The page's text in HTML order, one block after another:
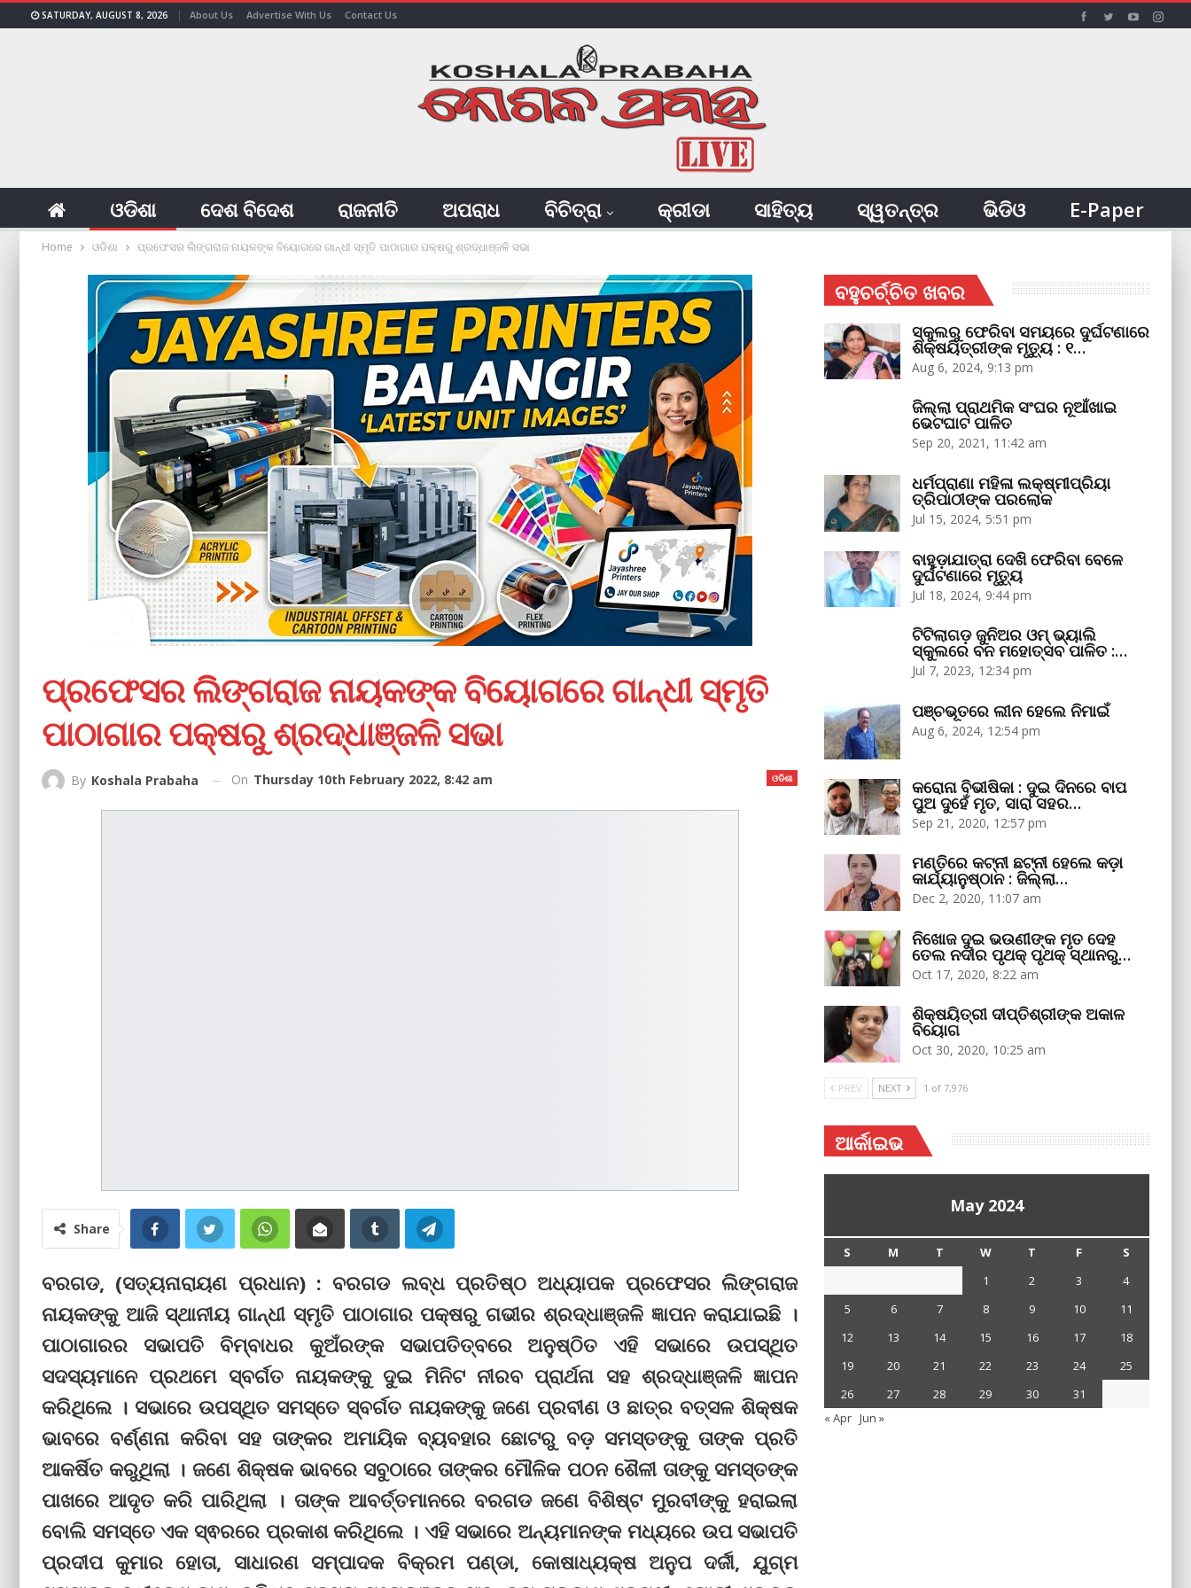
SATURDAY, AUGUST 8, 2026 About Us Advertise With Us Contact Us
ଓଡିଶା ଦେଶ ବିଦେଶ ରାଜନୀତି ଅପରାଧ ବିଚିତ୍ରା କ୍ରୀଡା ସାହିତ୍ୟ ସ୍ୱତନ୍ତ୍ର ଭିଡିଓ E-Paper
Home ଓଡିଶା ପ୍ରଫେସର ଲିଙ୍ଗରାଜ ନାୟକଙ୍କ ବିୟୋଗରେ ଗାନ୍ଧୀ ସ୍ମୃତି ପାଠାଗାର ପକ୍ଷରୁ ଶ୍ରଦ୍ଧାଞ୍ଜଳି ସଭା
ପ୍ରଫେସର ଲିଙ୍ଗରାଜ ନାୟକଙ୍କ ବିୟୋଗରେ ଗାନ୍ଧୀ ସ୍ମୃତି
ପାଠାଗାର ପକ୍ଷରୁ ଶ୍ରଦ୍ଧାଞ୍ଜଳି ସଭା
ଓଡିଶା
By Koshala Prabaha On Thursday 10th February 2022, 8:42 am
Share
ବରଗଡ, (ସତ୍ୟନାରାୟଣ ପ୍ରଧାନ) : ବରଗଡ ଲବ୍ଧ ପ୍ରତିଷ୍ଠ ଅଧ୍ୟାପକ ପ୍ରଫେସର ଲିଙ୍ଗରାଜ
ନାୟକଙ୍କୁ ଆଜି ସ୍ଥାନୀୟ ଗାନ୍ଧୀ ସ୍ମୃତି ପାଠାଗାର ପକ୍ଷରୁ ଗଭୀର ଶ୍ରଦ୍ଧାଞ୍ଜଳି ଜ୍ଞାପନ କରାଯାଇଛି ।
ପାଠାଗାରର ସଭାପତି ବିମ୍ବାଧର କୁଅଁରଙ୍କ ସଭାପତିତ୍ବରେ ଅନୁଷ୍ଠିତ ଏହି ସଭାରେ ଉପସ୍ଥିତ
ସଦସ୍ୟମାନେ ପ୍ରଥମେ ସ୍ବର୍ଗତ ନାୟକଙ୍କୁ ଦୁଇ ମିନିଟ ନୀରବ ପ୍ରାର୍ଥନା ସହ ଶ୍ରଦ୍ଧାଞ୍ଜଳି ଜ୍ଞାପନ
କରିଥିଲେ । ସଭାରେ ଉପସ୍ଥିତ ସମସ୍ତେ ସ୍ବର୍ଗତ ନାୟକଙ୍କୁ ଜଣେ ପ୍ରବୀଣ ଓ ଛାତ୍ର ବତ୍ସଳ ଶିକ୍ଷକ
ଭାବରେ ବର୍ଣ୍ଣନା କରିବା ସହ ତାଙ୍କର ଅମାୟିକ ବ୍ୟବହାର ଛୋଟରୁ ବଡ଼ ସମସ୍ତଙ୍କୁ ତାଙ୍କ ପ୍ରତି
ଆକର୍ଷିତ କରୁଥିଲା । ଜଣେ ଶିକ୍ଷକ ଭାବରେ ସବୁଠାରେ ତାଙ୍କର ମୌଳିକ ପଠନ ଶୈଳୀ ତାଙ୍କୁ ସମସ୍ତଙ୍କ
ପାଖରେ ଆଦୃତ କରି ପାରିଥିଲା । ତାଙ୍କ ଆବର୍ତ୍ତମାନରେ ବରଗଡ ଜଣେ ବିଶିଷ୍ଟ ମୁରବୀଙ୍କୁ ହରାଇଲା
ବୋଲି ସମସ୍ତେ ଏକ ସ୍ଵରରେ ପ୍ରକାଶ କରିଥିଲେ । ଏହି ସଭାରେ ଅନ୍ୟମାନଙ୍କ ମଧ୍ୟରେ ଉପ ସଭାପତି
ପ୍ରଦୀପ କୁମାର ହୋତା, ସାଧାରଣ ସମ୍ପାଦକ ବିକ୍ରମ ପଣ୍ଡା, କୋଷାଧ୍ୟକ୍ଷ ଅନୁପ ଦର୍ଜୀ, ଯୁଗ୍ମ
ବହୁଚର୍ଚ୍ଚିତ ଖବର
ସ୍କୁଲରୁ ଫେରିବା ସମୟରେ ଦୁର୍ଘଟଣାରେ
ଶିକ୍ଷୟିତ୍ରୀଙ୍କ ମୃତ୍ୟୁ : ୧…
Aug 6, 2024, 9:13 pm
ଜିଲ୍ଲା ପ୍ରାଥମିକ ସଂଘର ନୂଆଁଖାଇ
ଭେଟଘାଟ ପାଳିତ
Sep 20, 2021, 11:42 am
ଧର୍ମପ୍ରାଣା ମହିଳା ଲକ୍ଷ୍ମୀପ୍ରିୟା
ତ୍ରିପାଠୀଙ୍କ ପରଲୋକ
Jul 15, 2024, 5:51 pm
ବାହୁଡ଼ାଯାତ୍ରା ଦେଖି ଫେରିବା ବେଳେ
ଦୁର୍ଘଟଣାରେ ମୃତ୍ୟୁ
Jul 18, 2024, 9:44 pm
ଟିଟିଲାଗଡ଼ ଜୁନିଅର ଓମ୍‌ ଭ୍ୟାଲି
ସ୍କୁଲରେ ବନ ମହୋତ୍ସବ ପାଳିତ :…
Jul 7, 2023, 12:34 pm
ପଞ୍ଚଭୂତରେ ଲୀନ ହେଲେ ନିମାଇଁ
Aug 6, 2024, 12:54 pm
କରୋନା ବିଭୀଷିକା : ଦୁଇ ଦିନରେ ବାପ
ପୁଅ ଦୁହେଁ ମୃତ, ସାରା ସହର…
Sep 21, 2020, 12:57 pm
ମଣ୍ତିରେ କଟ୍‌ନୀ ଛଟ୍‌ନୀ ହେଲେ କଡ଼ା
କାର୍ଯ୍ୟାନୁଷ୍ଠାନ : ଜିଲ୍ଲା…
Dec 2, 2020, 11:07 am
ନିଖୋଜ ଦୁଇ ଭଉଣୀଙ୍କ ମୃତ ଦେହ
ତେଲ ନଦୀର ପୃଥକ୍‌ ପୃଥକ୍‌ ସ୍ଥାନରୁ…
Oct 17, 2020, 8:22 am
ଶିକ୍ଷୟିତ୍ରୀ ଦୀପ୍ତିଶ୍ରୀଙ୍କ ଅକାଳ
ବିୟୋଗ
Oct 30, 2020, 10:25 am
PREV NEXT 1 of 7,976
ଆର୍କାଇଭ
May 2024
S M T W T F
S
1
2 3
4
5
6 7 8 9 10
11
12
13 14 15 16 17
18
19
20 21 22 23 24
25
26
27 28 29 30
31
« Apr Jun »